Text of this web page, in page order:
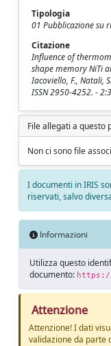
Tipologia
01 Pubblicazione su
Citazione
Influence of
shape memory NiTi
Iacoviello, F., Natali,
ISSN 2950-4252. -
File allegati a questo
Non ci sono file
I documenti in IRIS
riservati, salvo
Informazioni
Utilizza questo
documento: https://
Attenzione
Attenzione! I dati
validazione da parte